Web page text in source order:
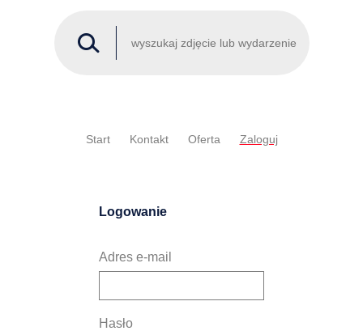
Start Kontakt Oferta Zaloguj
Logowanie
Adres e-mail
Hasło